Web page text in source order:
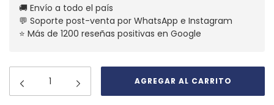
🚚 Envío a todo el país
💬 Soporte post-venta por WhatsApp e Instagram
⭐ Más de 1200 reseñas positivas en Google